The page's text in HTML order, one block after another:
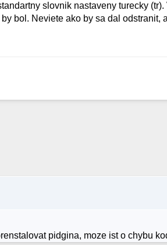
slovnik nastaveny turecky
bol. Neviete ako by sa dal odstranit,
pidgina, moze ist o chybu